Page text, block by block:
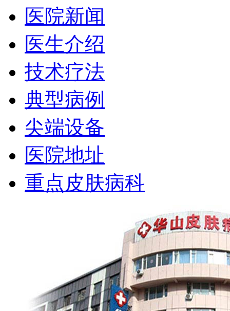
医院新闻
医生介绍
技术疗法
典型病例
尖端设备
医院地址
重点皮肤病科